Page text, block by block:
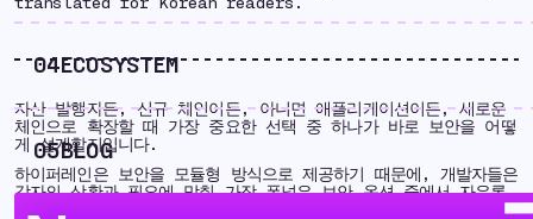
04ECOSYSTEM
05BLOG
자산 발행자든, 신규 체인이든, 아니면 애플리케이션이든, 새로운
체인으로 확장할 때 가장 중요한 선택 중 하나가 바로 보안을 어떻
게 설계할지입니다.
하이퍼레인은 보안을 모듈형 방식으로 제공하기 때문에, 개발자들은
각자의 상황과 필요에 맞춰 가장 폭넓은 보안 옵션 중에서 자유롭